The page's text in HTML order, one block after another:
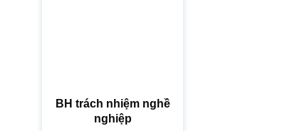
BH trách nhiệm nghề
nghiệp